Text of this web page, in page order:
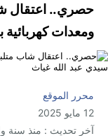
حصري.. اعتقال
ومعدات
محرر الموقع
12 مايو 2025
آخر تحديث : منذ سنة